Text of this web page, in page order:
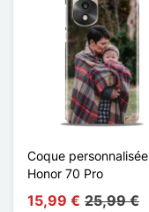
Coque personnalisée
Honor 70 Pro
15,99 € 25,99 €